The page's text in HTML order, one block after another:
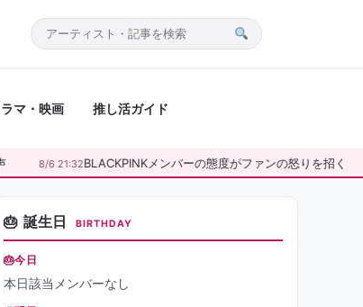
サ
内
索
マ・映画 推し活ガイド
8/6 21:32BLACKPINKメンバーの態度がファンの怒りを招く
誕生日 BIRTHDAY
今日
本日該当メンバーなし